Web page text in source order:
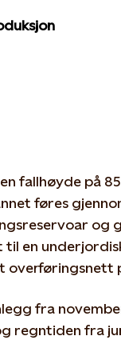
fallhøyde på
føres
og
til en
fra
regntiden fra